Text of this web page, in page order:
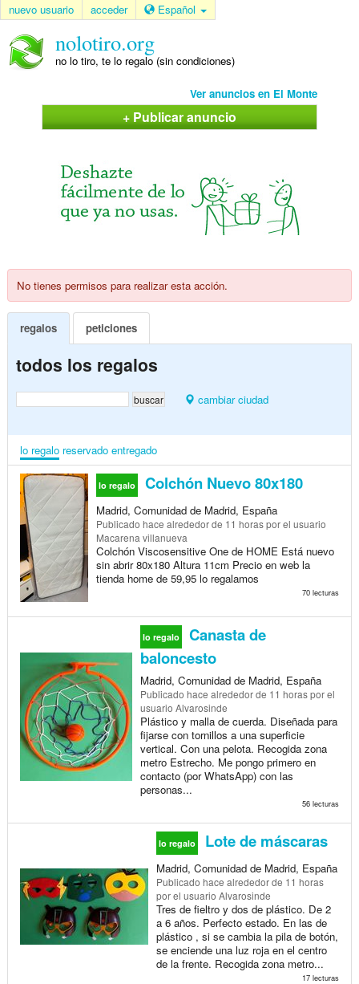
nuevo usuario acceder Español
nolotiro.org
no lo tiro, te lo regalo (sin condiciones)
Ver anuncios en El Monte
+ Publicar anuncio
No tienes permisos para realizar esta acción.
regalos peticiones
todos los regalos
cambiar ciudad
lo regalo reservado entregado
lo regalo Colchón Nuevo 80x180
Madrid, Comunidad de Madrid, España
Publicado hace alrededor de 11 horaspor el usuario
Macarena villanueva
Colchón Viscosensitive One de HOME Está nuevo
sin abrir 80x180 Altura 11cm Precio en web la
tienda home de 59,95 lo regalamos
70 lecturas
lo regalo
Canasta de
baloncesto
Madrid, Comunidad de Madrid, España
Publicado hace alrededor de 11 horaspor el
usuario Alvarosinde
Plástico y malla de cuerda. Diseñada para
fijarse con tornillos a una superficie
vertical. Con una pelota. Recogida zona
metro Estrecho. Me pongo primero en
contacto (por WhatsApp) con las
personas...
56 lecturas
lo regalo Lote de máscaras
Madrid, Comunidad de Madrid, España
Publicado hace alrededor de 11 horas
por el usuario Alvarosinde
Tres de fieltro y dos de plástico. De 2
a 6 años. Perfecto estado. En las de
plástico , si se cambia la pila de botón,
se enciende una luz roja en el centro
de la frente. Recogida zona metro...
17 lecturas